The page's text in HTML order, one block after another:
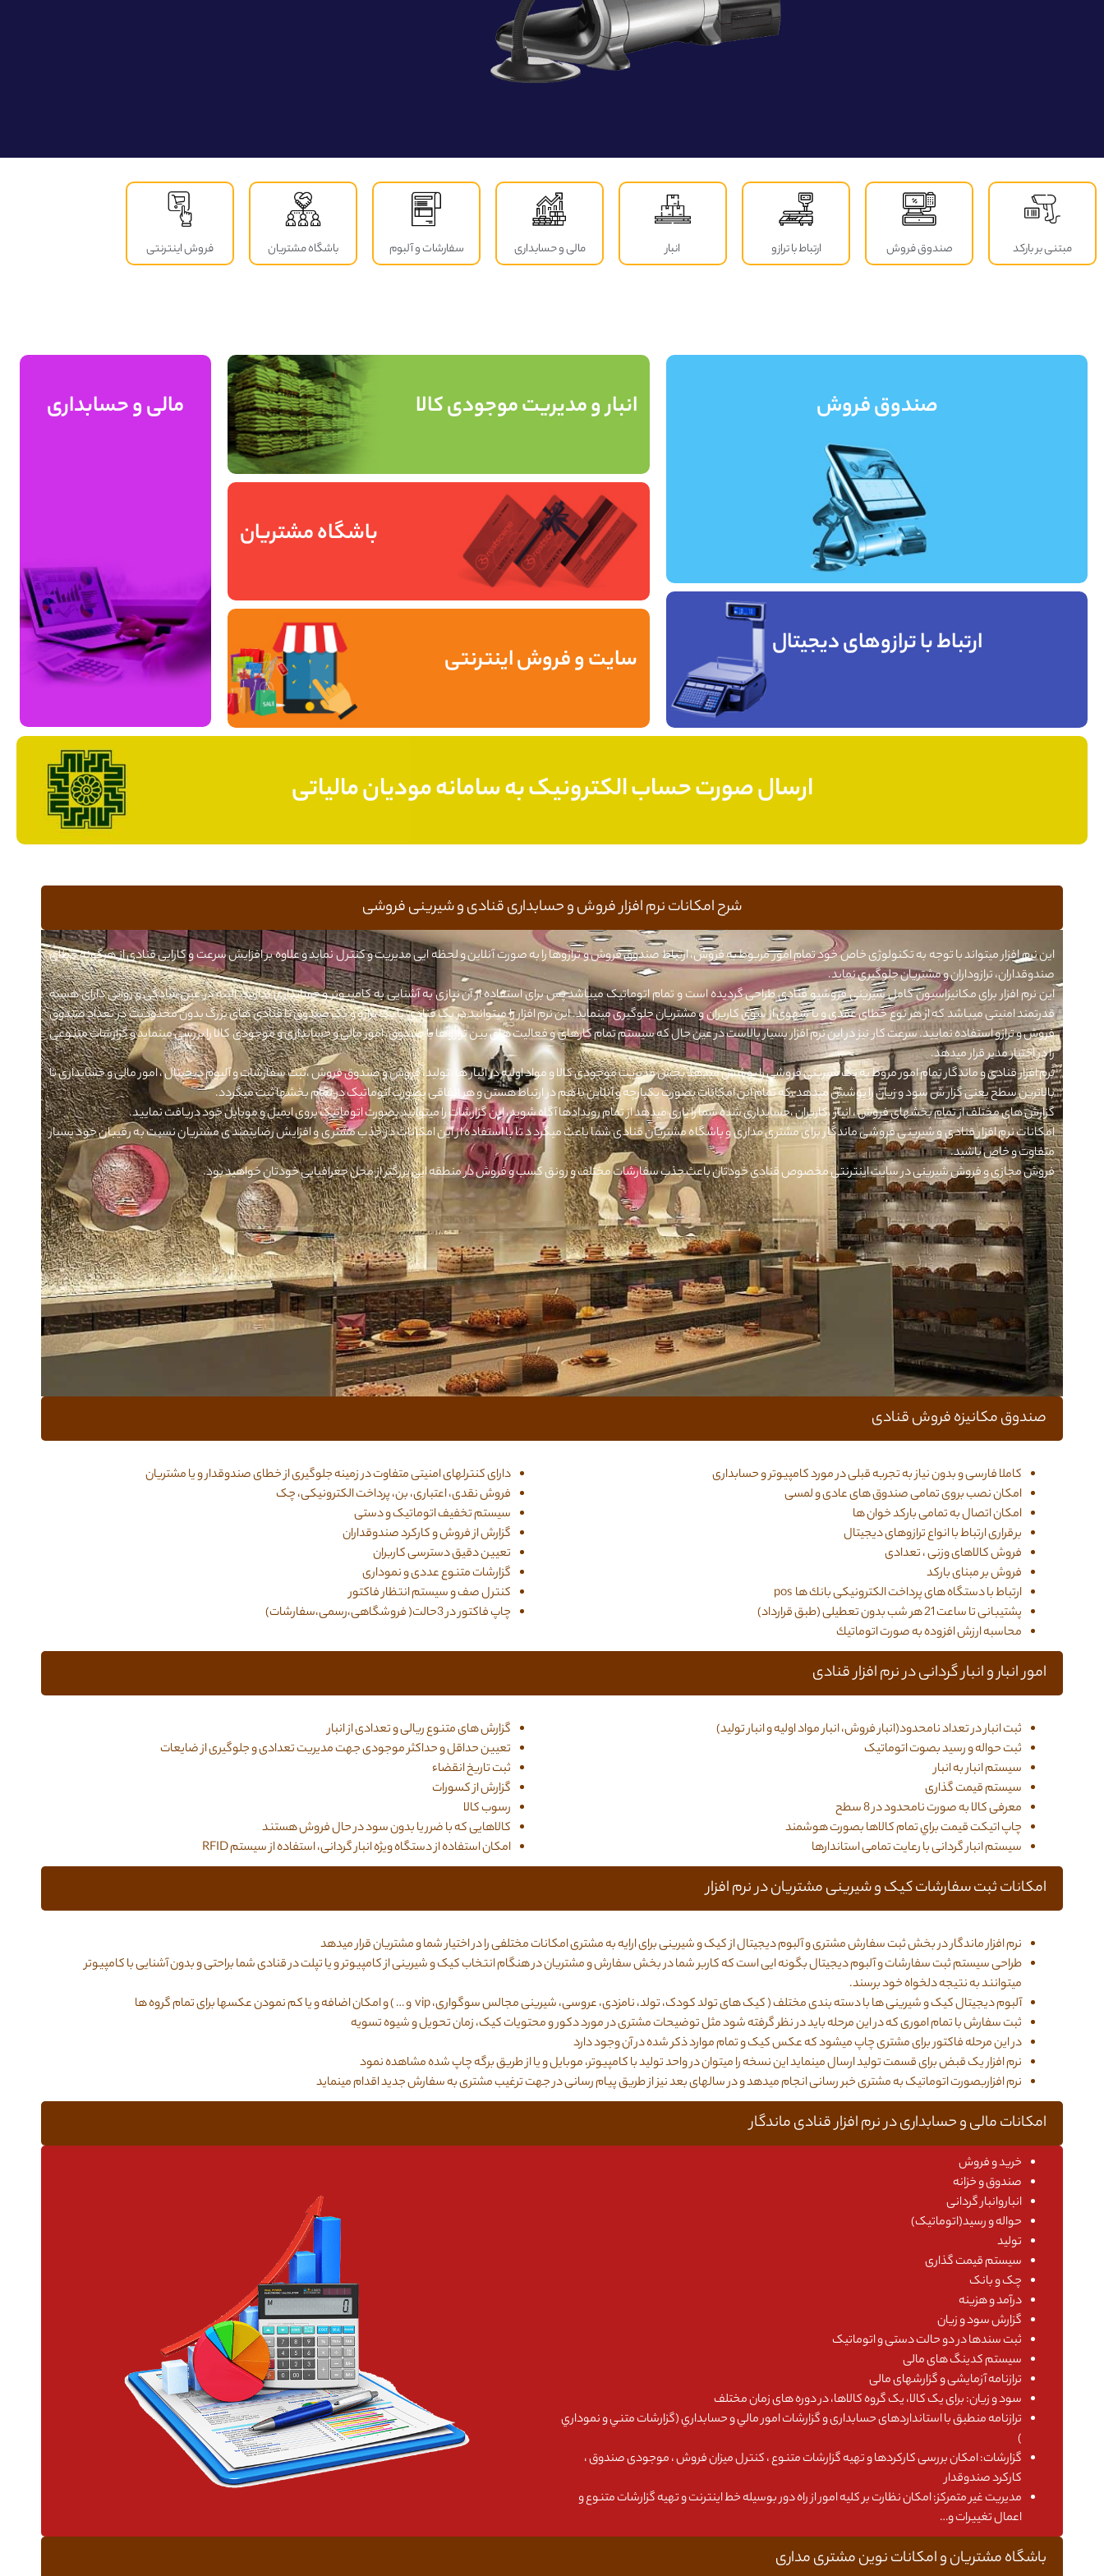
مبتنی بر بارکد صندوق فروش ارتباط با ترازو انبار مالی و حسابداری سفارشات و آلبوم باشگاه مشتریان فروش اینترنتی
صندوق فروش
ارتباط با ترازوهای دیجیتال
انبار و مدیریت موجودی کالا
باشگاه مشتریان
سایت و فروش اینترنتی
مالی و حسابداری
ارسال صورت حساب الکترونیک به سامانه مودیان مالیاتی
شرح امکانات نرم افزار فروش و حسابداری قنادی و شیرینی فروشی
این نرم افزار میتواند با توجه به تکنولوژی خاص خود تمام امور مربوط به فروش، ارتباط صندوق فروش و ترازوها را به صورت آنلاین و لحظه ایی مدیریت و کنترل نماید و علاوه بر افزایش سرعت و کارایی قنادی از هرگونه خطای
صندوقداران، ترازوداران و مشتریان جلوگیری نماید.
این نرم افزار برای مکانیزاسیون کامل شیرینی فروشیو قنادی طراحی گردیده است و تمام اتوماتیک میباشد پس برای استفاده از آن نیازی به آشنایی به کامپیوتر و حسابداری ندارید. البته در عین سادگی و روانی دارای هسته
قدرتمند امنیتی میباشد که از هر نوع خطای عمدی و یا سهوی از سوی کاربران و مشتریان جلوگیری مینماید. این نرم افزار را میتوانید در یک قنادی با یک ترازو و یک صندوق تا قنادی های بزرگ بدون محدودیت در تعداد صندوق
فروش و ترازو استفاده نمایید. سرعت کار نیز در این نرم افزار بسیار بالاست در عین حال که سیستم تمام کارهای و فعالیت های بین ترازوها با صندوق، امور مالی و حسابداری و موجودی کالا را بررسی مینماید و گزارشات متنوعی
را در اختیار مدیر قرار میدهد.
نرم افزار قنادی و ماندگار تمام امور مروط به یک شیرینی فروشی را پوشش میدهد بخش مدیریت موجودی کالا و مواد اولیه در انبار ها ،تولید، فروش و صندوق فروش ،ثبت سفارشات و آلبوم دیجیتال ، امور مالی و حسابداری تا
بالاترین سطح یعنی گزار ش سود و زیان را پوشش میدهد ،که تمام این امکانات بصورت یکپارچه و آنلاین با هم در ارتباط هستن و هر اتفاقی بصورت اتوماتیک در تمام بخشها ثبت میگردد.
گزارش های مختلف از تمام بخشهای فروش ، انبار ،کاربران ،حسابداری شده شما را یاری میدهد از تمام رویدادها آگاه شوید، این گزارشات را میتوانید بصورت اتوماتیک بروی ایمیل و موبایل خود دریافت نمایید.
امکانات نرم افزار قنادی و شیرینی فروشی ماندگار برای مشتری مداری و باشگاه مشتریان قنادی شما باعث میگردد تا با استفاده از این امکانات در جذب مشتری و افزایش رضایتمندی مشتریان نسبت به رقیبان خود بسیار
متفاوت و خاص باشید.
فروش مجازی و فروش شیرینی در سایت اینترنتی مخصوص قنادی خودتان باعث جذب سفارشات مختلف و رونق کسب و فروش در منطقه ایی بزرگتر از محل جغرافیایی خودتان خواهید بود.
صندوق مکانیزه فروش قنادی
كاملا فارسی و بدون نياز به تجربه قبلی در مورد كامپيوتر و حسابداری
امکان نصب بروی تمامی صندوق های عادی و لمسی
امكان اتصال به تمامی باركد خوان ها
برقراری ارتباط با انواع ترازوهای دیجیتال
فروش کالاهای وزنی ، تعدادی
فروش بر مبنای بارکد
ارتباط با دستگاه های پرداخت الكترونيكی بانك ها pos
پشتيبانی تا ساعت 21 هر شب بدون تعطيلی (طبق قرارداد)
محاسبه ارزش افزوده به صورت اتوماتيك
دارای کنترلهای امنیتی متفاوت در زمینه جلوگیری از خطای صندوقدار و یا مشتریان
فروش نقدی، اعتباری، بن، پرداخت الکترونیکی، چک
سیستم تخفیف اتوماتیک و دستی
گزارش از فروش و کارکرد صندوقداران
تعیین دقیق دسترسی کاربران
گزارشات متنوع عددی و نموداری
کنترل صف و سیستم انتظار فاکتور
چاپ فاکتور در 3حالت( فروشگاهی،رسمی،سفارشات)
امور انبار و انبار گردانی در نرم افزار قنادی
ثبت انبار در تعداد نامحدود(انبار فروش، انبار مواد اولیه و انبار تولید)
ثبت حواله و رسید بصوت اتوماتیک
سیستم انبار به انبار
سیستم قیمت گذاری
معرفی كالا به صورت نامحدود در 8 سطح
چاپ اتيكت قيمت براي تمام كالاها بصورت هوشمند
سیستم انبار گردانی با رعایت تمامی استاندارها
گزارش های متنوع ریالی و تعدادی از انبار
تعیین حداقل و حداکثر موجودی جهت مدیریت تعدادی و جلوگیری از ضایعات
ثبت تاریخ انقضاء
گزارش از کسورات
رسوب کالا
کالاهایی که با ضرر یا بدون سود در حال فروش هستند
امکان استفاده از دستگاه ویژه انبار گردانی، استفاده از سیستم RFID
امکانات ثبت سفارشات کیک و شیرینی مشتریان در نرم افزار
نرم افزار ماندگار در بخش ثبت سفارش مشتری و آلبوم دیجیتال از کیک و شیرینی برای ارایه به مشتری امکانات مختلفی را در اختیار شما و مشتریان قرار میدهد
طراحی سیستم ثبت سفارشات و آلبوم دیجیتال بگونه ایی است که کاربر شما در بخش سفارش و مشتریان در هنگام انتخاب کیک و شیرینی از کامپیوتر و یا تپلت در قنادی شما براحتی و بدون آشنایی با کامپیوتر
میتوانند به نتیجه دلخواه خود برسند.
آلبوم دیجیتال کیک و شیرینی ها با دسته بندی مختلف ( کیک های تولد کودک، تولد، نامزدی، عروسی، شیرینی مجالس سوگواری، vip و … ) و امکان اضافه و یا کم نمودن عکسها برای تمام گروه ها
ثبت سفارش با تمام اموری که در این مرحله باید در نظر گرفته شود مثل توضیحات مشتری در مورد دکور و محتویات کیک، زمان تحویل و شیوه تسویه
در این مرحله فاکتور برای مشتری چاپ میشود که عکس کیک و تمام موارد ذکر شده در آن وجود دارد
نرم افزار یک قبض برای قسمت تولید ارسال مینماید این نسخه را میتوان در واحد تولید با کامپیوتر، موبایل و یا از طریق برگه چاپ شده مشاهده نمود
نرم افزاربصورت اتوماتیک به مشتری خبر رسانی انجام میدهد و در سالهای بعد نیز از طریق پیام رسانی در جهت ترغیب مشتری به سفارش جدید اقدام مینماید
امکانات مالی و حسابداری در نرم افزار قنادی ماندگار
خرید و فروش
صندوق و خزانه
انباروانبار گردانی
حواله و رسید(اتوماتیک)
تولید
سیستم قیمت گذاری
چک و بانک
درآمد و هزینه
گزارش سود و زیان
ثبت سندها در دو حالت دستی و اتوماتیک
سیستم کدینگ های مالی
ترازنامه آزمایشی و گزارشهای مالی
سود و زیان: برای یک کالا، یک گروه کالاها، در دوره های زمان مختلف
ترازنامه منطبق با استانداردهای حسابداری و گزارشات امور مالي و حسابداري (گزارشات متني و نموداري
)
گزارشات: امکان بررسی کارکردها و تهیه گزارشات متنوع ، کنترل میزان فروش ، موجودی صندوق ،
کارکرد صندوقدار
مدیریت غیر متمرکز: امکان نظارت بر کلیه امور از راه دور بوسیله خط اينترنت و تهیه گزارشات متنوع و
اعمال تغییرات و…
باشگاه مشتریان و امکانات نوین مشتری مداری